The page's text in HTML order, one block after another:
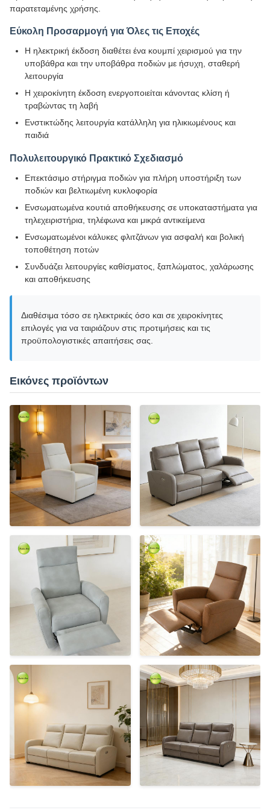
παρατεταμένης χρήσης.
Εύκολη Προσαρμογή για Όλες τις Εποχές
Η ηλεκτρική έκδοση διαθέτει ένα κουμπί χειρισμού για την
υποβάθρα και την υποβάθρα ποδιών με ήσυχη, σταθερή
λειτουργία
Η χειροκίνητη έκδοση ενεργοποιείται κάνοντας κλίση ή
τραβώντας τη λαβή
Ενστικτώδης λειτουργία κατάλληλη για ηλικιωμένους και
παιδιά
Πολυλειτουργικό Πρακτικό Σχεδιασμό
Επεκτάσιμο στήριγμα ποδιών για πλήρη υποστήριξη των
ποδιών και βελτιωμένη κυκλοφορία
Ενσωματωμένα κουτιά αποθήκευσης σε υποκαταστήματα για
τηλεχειριστήρια, τηλέφωνα και μικρά αντικείμενα
Ενσωματωμένοι κάλυκες φλιτζάνων για ασφαλή και βολική
τοποθέτηση ποτών
Συνδυάζει λειτουργίες καθίσματος, ξαπλώματος, χαλάρωσης
και αποθήκευσης
Διαθέσιμα τόσο σε ηλεκτρικές όσο και σε χειροκίνητες
επιλογές για να ταιριάζουν στις προτιμήσεις και τις
προϋπολογιστικές απαιτήσεις σας.
Εικόνες προϊόντων